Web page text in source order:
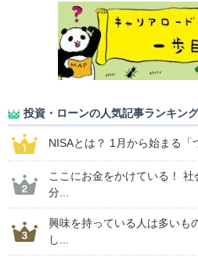
投資・ローンの人気記事ランキング
NISAとは？ 1月から始まる「
ここにお金をかけている！
分...
興味を持っている人は多い
し...